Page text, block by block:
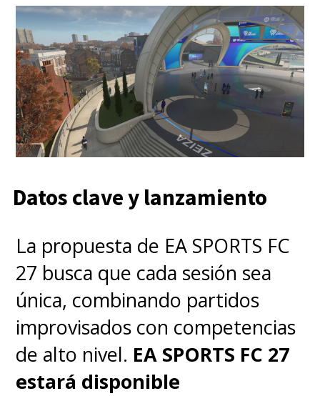
Datos clave y lanzamiento
La propuesta de EA SPORTS FC
27 busca que cada sesión sea
única, combinando partidos
improvisados con competencias
de alto nivel. EA SPORTS FC 27
estará disponible